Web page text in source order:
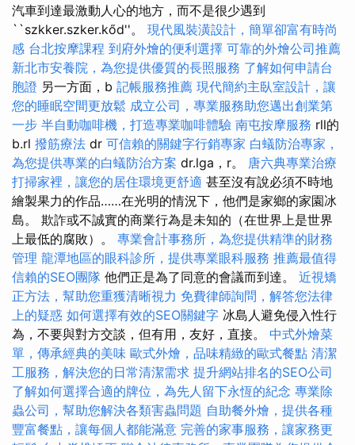
汽車到達最激動人心的地方，而不是很少遇到
``szkker.szker.kőd''。 現代風裝潢設計，簡單卻富有時尚
感 台北按摩課程 到府外燴的便利選擇 可靠的外燴公司推薦
新北市安養院，為您提供優質的長照服務 了解如何申請台
胞證 另一方面，b 記帳服務推薦 現代簡約主臥室設計，讓
您的睡眠空間更放鬆 成立公司，專業服務助您邁出創業第
一步 半自動咖啡機，打造專業咖啡體驗 南屯按摩服務 rll的
b.rl 撥筋療法 dr 可信賴的關鍵字行銷專家 白蟻防治專家，
為您提供專業的白蟻防治方案 dr.lga，r。 唐六典專業治療
打掃家裡，讓您的居住環境更舒適 甚至沒有說必須不時地
繪製果力的作品……在光明的情況下，他們是家鄉的家園冰
島。 欺詐或不誠實的商業行為是未知的（在世界上是世界
上最低的腐敗）。 專業會計事務所，為您提供精準的財務
管理 龍潭地區的眼科診所，提供專業眼科服務 推薦最值得
信賴的SEO團隊 他們正是為了同意的會議而到達。 近視矯
正方法，幫助您重獲清晰視力 免費律師詢問，解答您法律
上的疑惑 如何選擇有效的SEO關鍵字 冰島人避免侵入性行
為，不要與對方交談，但有用，友好，直接。 中式外燴菜
單，傳承經典的美味 歐式外燴，品味精緻的歐式餐點 清潔
工服務，解決您的日常清潔需求 提升網站排名的SEO公司
了解如何選擇合適的牌位，為先人留下永恆的紀念 專業除
蟲公司，幫助您解決各類害蟲問題 自助餐外燴，提供各種
豐富餐點，讓每個人都能滿意 完善的家事服務，讓家務更